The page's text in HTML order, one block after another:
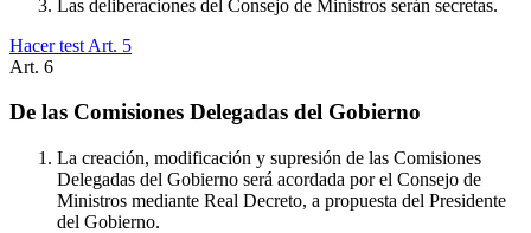
Las deliberaciones del Consejo de Ministros serán secretas.
Hacer test Art. 5
Art. 6
De las Comisiones Delegadas del Gobierno
La creación, modificación y supresión de las Comisiones
Delegadas del Gobierno será acordada por el Consejo de
Ministros mediante Real Decreto, a propuesta del Presidente
del Gobierno.